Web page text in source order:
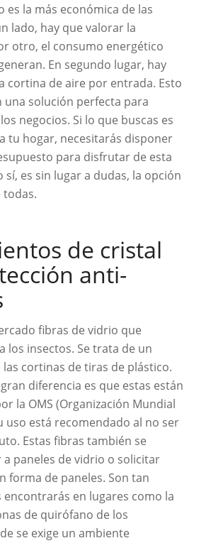
es la más económica de las
lado, hay que valorar la
otro, el consumo energético
En segundo lugar, hay
cortina de aire por entrada. Esto
una solución perfecta para
negocios. Si lo que buscas es
tu hogar, necesitarás disponer
para disfrutar de esta
sí, es sin lugar a dudas, la opción
todas.
de cristal
anti-
fibras de vidrio que
los insectos. Se trata de un
cortinas de tiras de plástico.
diferencia es que estas están
la OMS (Organización Mundial
uso está recomendado al no ser
Estas fibras también se
paneles de vidrio o solicitar
forma de paneles. Son tan
encontrarás en lugares como la
de quirófano de los
se exige un ambiente